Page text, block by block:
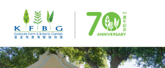
活動及課程